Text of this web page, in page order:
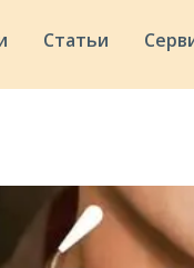
Статьи